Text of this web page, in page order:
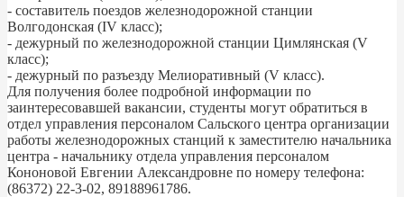
- составитель поездов железнодорожной станции
Волгодонская (IV класс);
- дежурный по железнодорожной станции Цимлянская (V
класс);
- дежурный по разъезду Мелиоративный (V класс).
Для получения более подробной информации по
заинтересовавшей вакансии, студенты могут обратиться в
отдел управления персоналом Сальского центра организации
работы железнодорожных станций к заместителю начальника
центра - начальнику отдела управления персоналом
Кононовой Евгении Александровне по номеру телефона:
(86372) 22-3-02, 89188961786.